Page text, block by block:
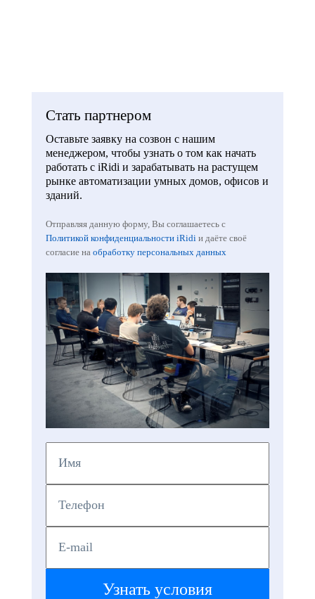
Стать партнером
Оставьте заявку на созвон с нашим
менеджером, чтобы узнать о том как начать
работать с iRidi и зарабатывать на растущем
рынке автоматизации умных домов, офисов и
зданий.
Отправляя данную форму, Вы соглашаетесь с
Политикой конфиденциальности iRidiи даёте своё
согласие на обработку персональных данных
Узнать условия